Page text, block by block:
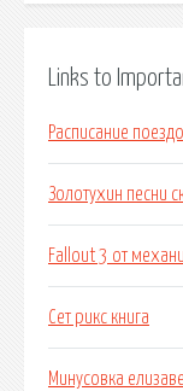
Links to
Расписание
Золотухин песни
Fallout 3 от
Сет рикс книга
Минусовка